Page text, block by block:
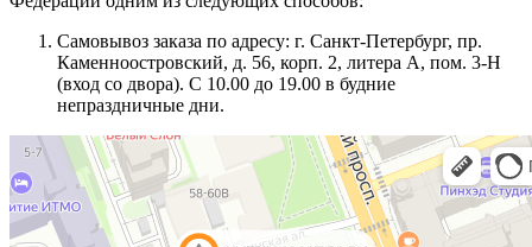
Самовывоз заказа по адресу: г. Санкт-Петербург, пр.
Каменноостровский, д. 56, корп. 2, литера А, пом. 3-Н
(вход со двора). С 10.00 до 19.00 в будние
непраздничные дни.